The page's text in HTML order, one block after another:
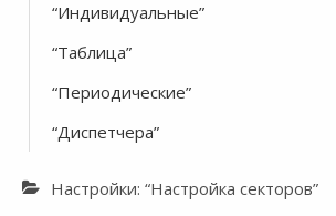
“Индивидуальные”
“Таблица”
“Периодические”
“Диспетчера”
Настройки: “Настройка секторов”